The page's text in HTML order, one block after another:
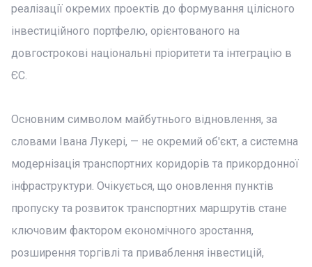
реалізації окремих проектів до формування цілісного
інвестиційного портфелю, орієнтованого на
довгострокові національні пріоритети та інтеграцію в
ЄС.
Основним символом майбутнього відновлення, за
словами Івана Лукері, — не окремий об'єкт, а системна
модернізація транспортних коридорів та прикордонної
інфраструктури. Очікується, що оновлення пунктів
пропуску та розвиток транспортних маршрутів стане
ключовим фактором економічного зростання,
розширення торгівлі та приваблення інвестицій,